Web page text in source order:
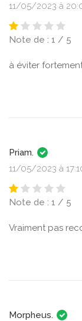
11/05/2023 à
Note de : 1 / 5
à éviter
Priam.
11/05/2023 à
Note de : 1 / 5
Vraiment pas
Morpheus.